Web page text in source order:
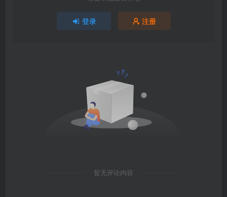
登录 注册
暂无评论内容